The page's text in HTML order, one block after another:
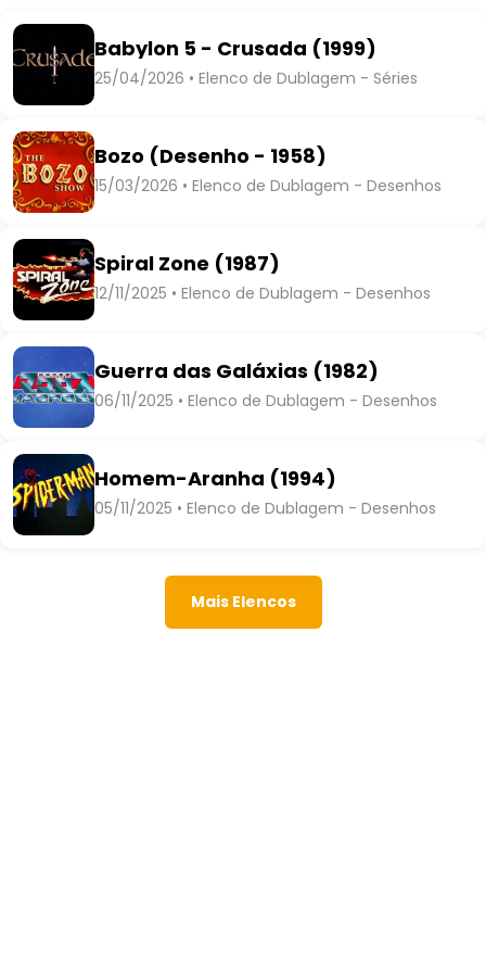
Babylon 5 - Crusada (1999)
25/04/2026 • Elenco de Dublagem - Séries
Bozo (Desenho - 1958)
15/03/2026 • Elenco de Dublagem - Desenhos
Spiral Zone (1987)
12/11/2025 • Elenco de Dublagem - Desenhos
Guerra das Galáxias (1982)
06/11/2025 • Elenco de Dublagem - Desenhos
Homem-Aranha (1994)
05/11/2025 • Elenco de Dublagem - Desenhos
Mais Elencos